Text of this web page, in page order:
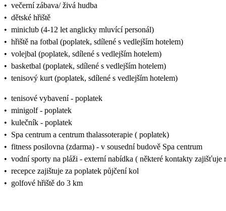
• večerní zábava/ živá hudba
• dětské hřiště
• miniclub (4-12 let anglicky mluvící personál)
• hřiště na fotbal (poplatek, sdílené s vedlejším hotelem)
• volejbal (poplatek, sdílené s vedlejším hotelem)
• basketbal (poplatek, sdílené s vedlejším hotelem)
• tenisový kurt (poplatek, sdílené s vedlejším hotelem)
• tenisové vybavení - poplatek
• minigolf - poplatek
• kulečník - poplatek
• Spa centrum a centrum thalassoterapie ( poplatek)
• fitness posilovna (zdarma) - v sousední budově Spa centrum
• vodní sporty na pláži - externí nabídka ( některé kontakty zajišťuje
• recepce zajištuje za poplatek půjčení kol
• golfové hřiště do 3 km